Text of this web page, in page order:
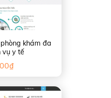
khám đa
vụ y tế
₫